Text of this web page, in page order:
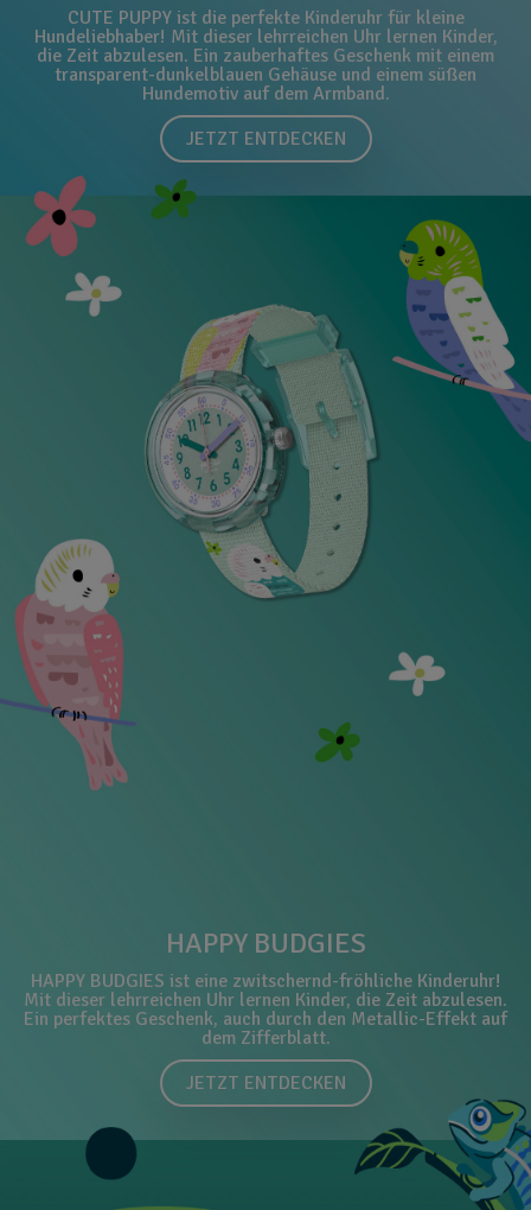
CUTE PUPPY ist die perfekte Kinderuhr für kleine
Hundeliebhaber! Mit dieser lehrreichen Uhr lernen Kinder,
die Zeit abzulesen. Ein zauberhaftes Geschenk mit einem
transparent-dunkelblauen Gehäuse und einem süßen
Hundemotiv auf dem Armband.
JETZT ENTDECKEN
HAPPY BUDGIES
HAPPY BUDGIES ist eine zwitschernd-fröhliche Kinderuhr!
Mit dieser lehrreichen Uhr lernen Kinder, die Zeit abzulesen.
Ein perfektes Geschenk, auch durch den Metallic-Effekt auf
dem Zifferblatt.
JETZT ENTDECKEN